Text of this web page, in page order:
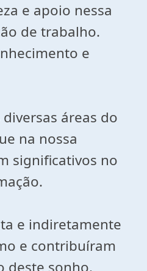
e apoio nessa
de trabalho.
e
áreas do
na nossa
significativos no
e indiretamente
e contribuíram
deste sonho.